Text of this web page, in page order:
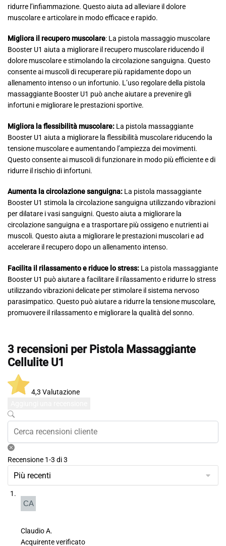
ridurre l’infiammazione. Questo aiuta ad alleviare il dolore
muscolare e articolare in modo efficace e rapido.
Migliora il recupero muscolare: La pistola massaggio muscolare
Booster U1 aiuta a migliorare il recupero muscolare riducendo il
dolore muscolare e stimolando la circolazione sanguigna. Questo
consente ai muscoli di recuperare più rapidamente dopo un
allenamento intenso o un infortunio. L’uso regolare della pistola
massaggiante Booster U1 può anche aiutare a prevenire gli
infortuni e migliorare le prestazioni sportive.
Migliora la flessibilità muscolare: La pistola massaggiante
Booster U1 aiuta a migliorare la flessibilità muscolare riducendo la
tensione muscolare e aumentando l’ampiezza dei movimenti.
Questo consente ai muscoli di funzionare in modo più efficiente e di
ridurre il rischio di infortuni.
Aumenta la circolazione sanguigna: La pistola massaggiante
Booster U1 stimola la circolazione sanguigna utilizzando vibrazioni
per dilatare i vasi sanguigni. Questo aiuta a migliorare la
circolazione sanguigna e a trasportare più ossigeno e nutrienti ai
muscoli. Questo aiuta a migliorare le prestazioni muscolari e ad
accelerare il recupero dopo un allenamento intenso.
Facilita il rilassamento e riduce lo stress: La pistola massaggiante
Booster U1 può aiutare a facilitare il rilassamento e ridurre lo stress
utilizzando vibrazioni delicate per stimolare il sistema nervoso
parasimpatico. Questo può aiutare a ridurre la tensione muscolare,
promuovere il rilassamento e migliorare la qualità del sonno.
3 recensioni per Pistola Massaggiante
Cellulite U1
4,3 Valutazione
Recensione 1-3 di 3
Claudio A.
Acquirente verificato